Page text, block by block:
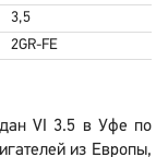
3,5
2GR-FE
VI 3.5 в Уфе по
из Европы,